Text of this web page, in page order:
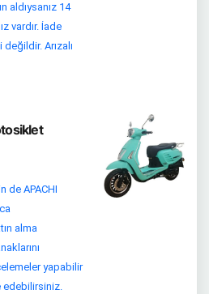
aldıysanız 14
vardır. İade
Arızalı
de APACHI
alma
yapabilir
edebilirsiniz.